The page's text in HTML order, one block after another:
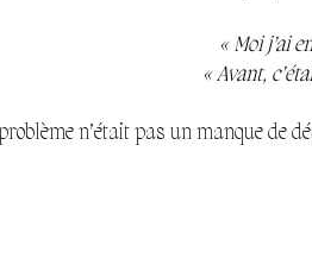
« Moi j’ai
« Avant,
n’était pas un manque de